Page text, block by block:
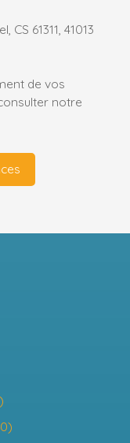
61311, 41013
de vos
notre